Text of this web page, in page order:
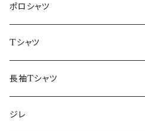
48/L
50/XL～
46/M
48/L
50/XL～
～44/S
46/M
48/L
50/XL～
ポロシャツ
～44/S
46/M
48/L
Tシャツ
～44/S
46/M
長袖Tシャツ
～44/S
ジレ